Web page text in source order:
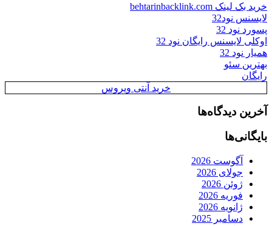
خرید بک لینک behtarinbacklink.com
لایسنس نود32
پسورد نود 32
اوکلی لایسنس رایگان نود 32
همیار نود 32
بهترین سئو
رایگان
خرید آنتی ویروس
آخرین دیدگاه‌ها
بایگانی‌ها
آگوست 2026
جولای 2026
ژوئن 2026
فوریه 2026
ژانویه 2026
دسامبر 2025